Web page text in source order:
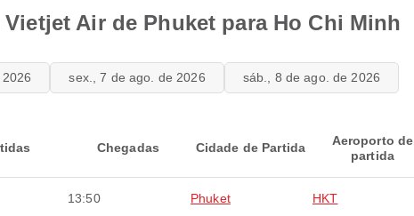
Air de Phuket para Ho Chi Minh
sex., 7 de ago. de 2026 sáb., 8 de ago. de 2026
Chegadas Cidade de Partida
Aeroporto de
partida
13:50 Phuket HKT